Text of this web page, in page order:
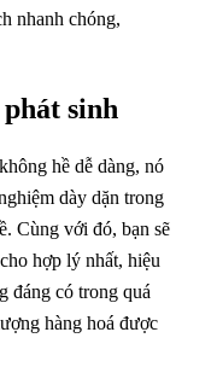
nhanh chóng,
sinh
hề dễ dàng, nó
dày dặn trong
Cùng với đó, bạn sẽ
hợp lý nhất, hiệu
đáng có trong quá
hàng hoá được